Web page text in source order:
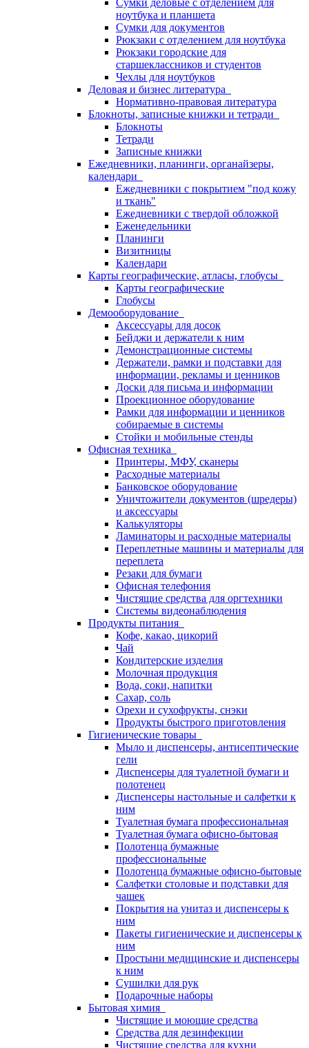
Сумки деловые с отделением для
ноутбука и планшета
Сумки для документов
Рюкзаки с отделением для ноутбука
Рюкзаки городские для
старшеклассников и студентов
Чехлы для ноутбуков
Деловая и бизнес литература
Нормативно-правовая литература
Блокноты, записные книжки и тетради
Блокноты
Тетради
Записные книжки
Ежедневники, планинги, органайзеры,
календари
Ежедневники с покрытием "под кожу
и ткань"
Ежедневники с твердой обложкой
Еженедельники
Планинги
Визитницы
Календари
Карты географические, атласы, глобусы
Карты географические
Глобусы
Демооборудование
Аксессуары для досок
Бейджи и держатели к ним
Демонстрационные системы
Держатели, рамки и подставки для
информации, рекламы и ценников
Доски для письма и информации
Проекционное оборудование
Рамки для информации и ценников
собираемые в системы
Стойки и мобильные стенды
Офисная техника
Принтеры, МФУ, сканеры
Расходные материалы
Банковское оборудование
Уничтожители документов (шредеры)
и аксессуары
Калькуляторы
Ламинаторы и расходные материалы
Переплетные машины и материалы для
переплета
Резаки для бумаги
Офисная телефония
Чистящие средства для оргтехники
Системы видеонаблюдения
Продукты питания
Кофе, какао, цикорий
Чай
Кондитерские изделия
Молочная продукция
Вода, соки, напитки
Сахар, соль
Орехи и сухофрукты, снэки
Продукты быстрого приготовления
Гигиенические товары
Мыло и диспенсеры, антисептические
гели
Диспенсеры для туалетной бумаги и
полотенец
Диспенсеры настольные и салфетки к
ним
Туалетная бумага профессиональная
Туалетная бумага офисно-бытовая
Полотенца бумажные
профессиональные
Полотенца бумажные офисно-бытовые
Салфетки столовые и подставки для
чашек
Покрытия на унитаз и диспенсеры к
ним
Пакеты гигиенические и диспенсеры к
ним
Простыни медицинские и диспенсеры
к ним
Сушилки для рук
Подарочные наборы
Бытовая химия
Чистящие и моющие средства
Средства для дезинфекции
Чистящие средства для кухни